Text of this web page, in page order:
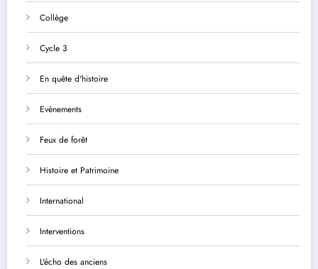
Collège
Cycle 3
En quête d'histoire
Evènements
Feux de forêt
Histoire et Patrimoine
International
Interventions
L'écho des anciens